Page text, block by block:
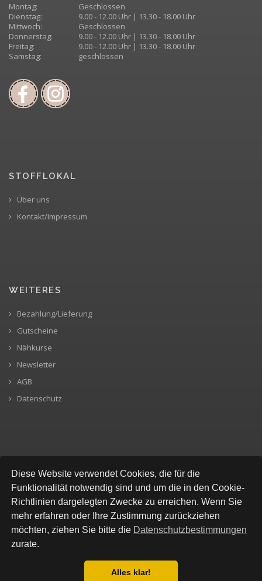
Diese Website verwendet Cookies, die für die
Funktionalität notwendig sind und um die in den Cookie-
Richtlinien dargelegten Zwecke zu erreichen. Wenn Sie
mehr erfahren oder Ihre Zustimmung zurückziehen
möchten, ziehen Sie bitte die Datenschutzbestimmungen
zurate.
Alles klar!
Montag:
Geschlossen
Dienstag:
9.00 - 12.00 Uhr | 13.30 - 18.00 Uhr
Mittwoch:
Geschlossen
Donnerstag:
9.00 - 12.00 Uhr | 13.30 - 18.00 Uhr
Freitag:
9.00 - 12.00 Uhr | 13.30 - 18.00 Uhr
Samstag:
geschlossen
STOFFLOKAL
Über uns
Kontakt/Impressum
WEITERES
Bezahlung/Lieferung
Gutscheine
Nähkurse
Newsletter
AGB
Datenschutz
SICHERE BEZAHLUNG
© All Rights Reserved, Stofflokal